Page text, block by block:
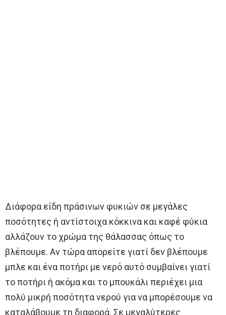
Διάφορα είδη πράσινων φυκιών σε μεγάλες
ποσότητες ή αντίστοιχα κόκκινα και καφέ φύκια
αλλάζουν το χρώμα της θάλασσας όπως το
βλέπουμε. Αν τώρα απορείτε γιατί δεν βλέπουμε
μπλε και ένα ποτήρι με νερό αυτό συμβαίνει γιατί
το ποτήρι ή ακόμα και το μπουκάλι περιέχει μια
πολύ μικρή ποσότητα νερού για να μπορέσουμε να
καταλάβουμε τη διαφορά. Σε μεγαλύτερες